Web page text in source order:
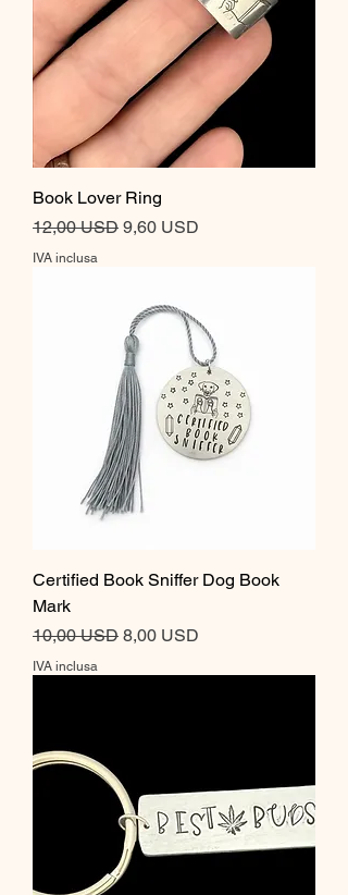
Book Lover Ring
Prezzo regolare
12,00 USD Prezzo scontato
9,60 USD
IVA inclusa
Certified Book Sniffer Dog Book
Mark
Prezzo regolare
10,00 USD Prezzo scontato
8,00 USD
IVA inclusa